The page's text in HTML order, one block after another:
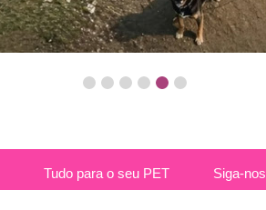
Tudo para o seu PET Siga-nos